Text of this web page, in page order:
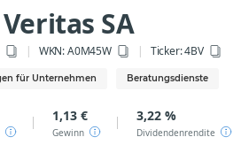
SA
WKN: A0M45W Ticker:4BV
für Unternehmen Beratungsdienste
1,13 €
Gewinn
3,22 %
Dividendenrendite